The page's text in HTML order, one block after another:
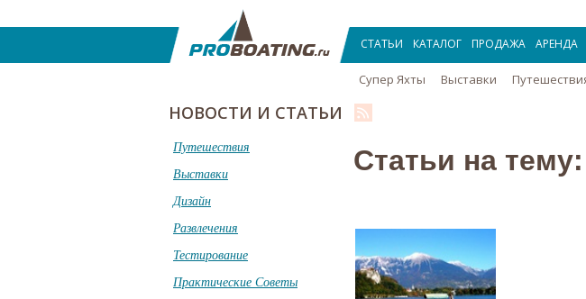
СТАТЬИ КАТАЛОГ ПРОДАЖА АРЕНДА
Супер Яхты Выставки
НОВОСТИ И СТАТЬИ
Путешествия
Выставки
Дизайн
Развлечения
Тестирование
Практические Советы
Статьи на